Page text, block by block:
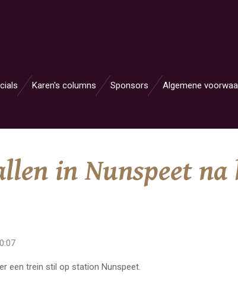
Karen's columns Sponsors Algemene
in Nunspeet
een trein stil op station Nunspeet.